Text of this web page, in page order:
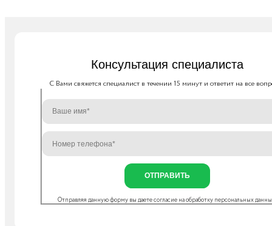
Консультация специалиста
C Вами свяжется специалист в течении 15 минут и ответит на все
ОТПРАВИТЬ
Отправляя данную форму вы даете согласие наобработку персональных